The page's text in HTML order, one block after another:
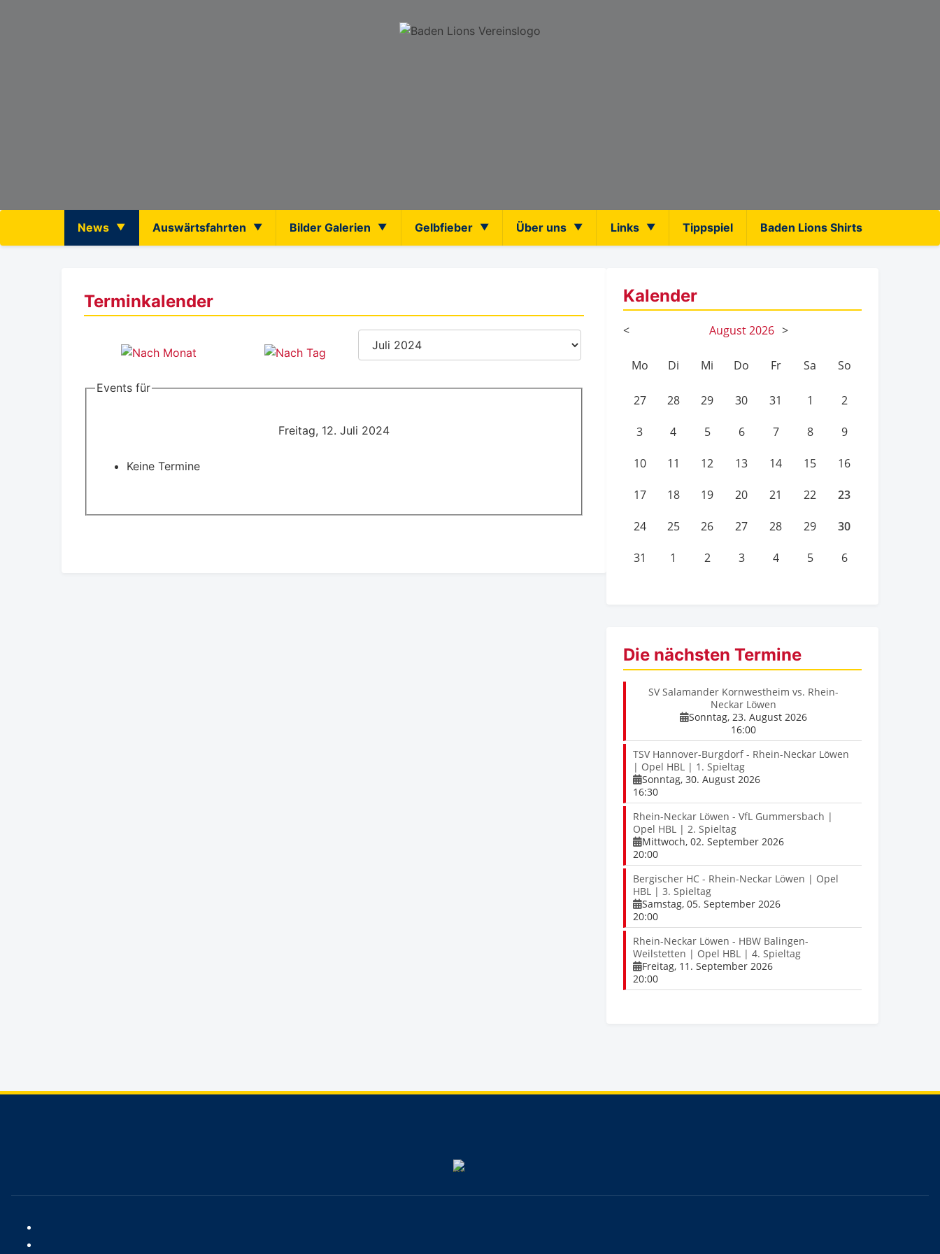
News Auswärtsfahrten Bilder Galerien Gelbfieber Über uns Links Tippspiel Baden Lions Shirts
Terminkalender
Events für
Freitag, 12. Juli 2024
Keine Termine
Kalender
< August2026 >
Mo Di Mi Do Fr Sa So
27 28 29 30 31 1 2
3 4 5 6 7 8 9
10 11 12 13 14 15 16
17 18 19 20 21 22 23
24 25 26 27 28 29 30
31 1 2 3 4 5 6
Die nächsten Termine
SV Salamander Kornwestheim vs. Rhein-
Neckar Löwen
Sonntag, 23. August 2026
16:00
TSV Hannover-Burgdorf - Rhein-Neckar Löwen
| Opel HBL | 1. Spieltag
Sonntag, 30. August 2026
16:30
Rhein-Neckar Löwen - VfL Gummersbach |
Opel HBL | 2. Spieltag
Mittwoch, 02. September 2026
20:00
Bergischer HC - Rhein-Neckar Löwen | Opel
HBL | 3. Spieltag
Samstag, 05. September 2026
20:00
Rhein-Neckar Löwen - HBW Balingen-
Weilstetten | Opel HBL | 4. Spieltag
Freitag, 11. September 2026
20:00